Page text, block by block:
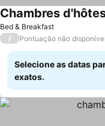
Bed & Breakfast
Ver preços
/ Pontuação não disponível
Selecione as datas
exatos.